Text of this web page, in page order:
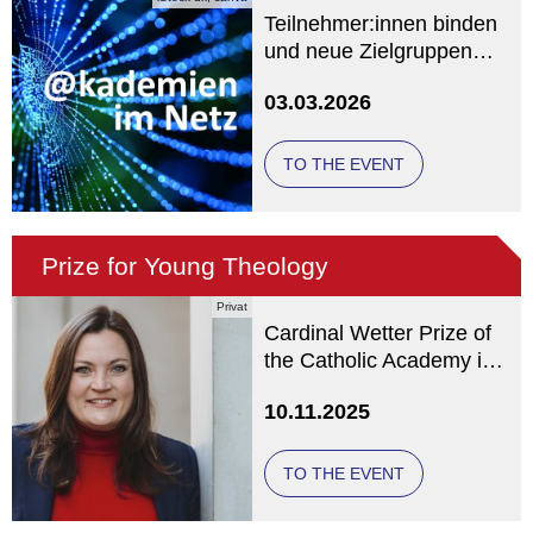
Teilnehmer:innen binden
und neue Zielgruppen
03.03.2026
TO THE EVENT
Privat
Prize for Young Theology
Cardinal Wetter Prize of
the Catholic Academy in
10.11.2025
TO THE EVENT